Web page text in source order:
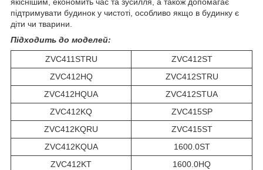
якіснішим, економить час та зусилля, а також допомагає
підтримувати будинок у чистоті, особливо якщо в будинку є
діти чи тварини.
Підходить до моделей:
ZVC411STRU
ZVC412ST
ZVC412HQ
ZVC412STRU
ZVC412HQUA
ZVC412STUA
ZVC412KQ
ZVC415SP
ZVC412KQRU
ZVC415ST
ZVC412KQUA
1600.0ST
ZVC412KT
1600.0HQ